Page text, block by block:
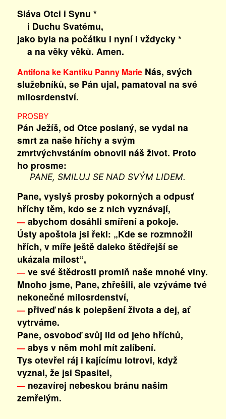
Sláva Otci i Synu *
i Duchu Svatému,
jako byla na počátku i nyní i vždycky *
a na věky věků. Amen.
Antifona ke Kantiku Panny Marie Nás, svých
služebníků, se Pán ujal, pamatoval na své
milosrdenství.
PROSBY
Pán Ježíš, od Otce poslaný, se vydal na
smrt za naše hříchy a svým
zmrtvýchvstáním obnovil náš život. Proto
ho prosme:
PANE, SMILUJ SE NAD SVÝM LIDEM.
Pane, vyslyš prosby pokorných a odpusť
hříchy těm, kdo se z nich vyznávají,
—abychom dosáhli smíření a pokoje.
Ústy apoštola jsi řekl: „Kde se rozmnožil
hřích, v míře ještě daleko štědřejší se
ukázala milost“,
—ve své štědrosti promiň naše mnohé viny.
Mnoho jsme, Pane, zhřešili, ale vzýváme tvé
nekonečné milosrdenství,
—přiveď nás k polepšení života a dej, ať
vytrváme.
Pane, osvoboď svůj lid od jeho hříchů,
—abys v něm mohl mít zalíbení.
Tys otevřel ráj i kajícímu lotrovi, když
vyznal, že jsi Spasitel,
—nezavírej nebeskou bránu našim
zemřelým.